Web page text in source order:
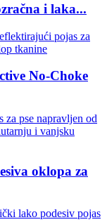
i laka...
No-Choke
oklopa za